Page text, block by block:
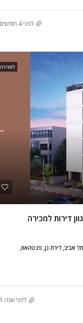
לפני 4 חודשים
למכירה
דירות למכירה
אביב, דירת גן, פנטהאוז,
לפני שנה 1